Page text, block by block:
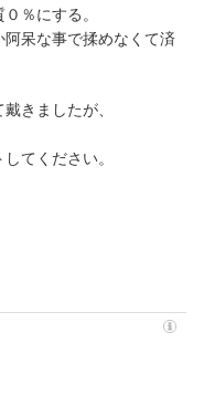
％にする。
呆な事で揉めなくて済
きましたが、
てください。